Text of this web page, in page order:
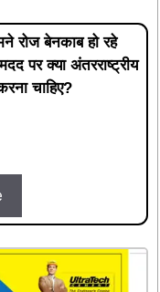
रोज बेनकाब हो रहे
पर क्या अंतरराष्ट्रीय
चाहिए?